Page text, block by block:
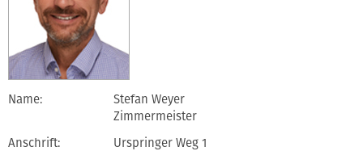
Name:
Stefan Weyer
Zimmermeister
Anschrift:
Urspringer Weg 1